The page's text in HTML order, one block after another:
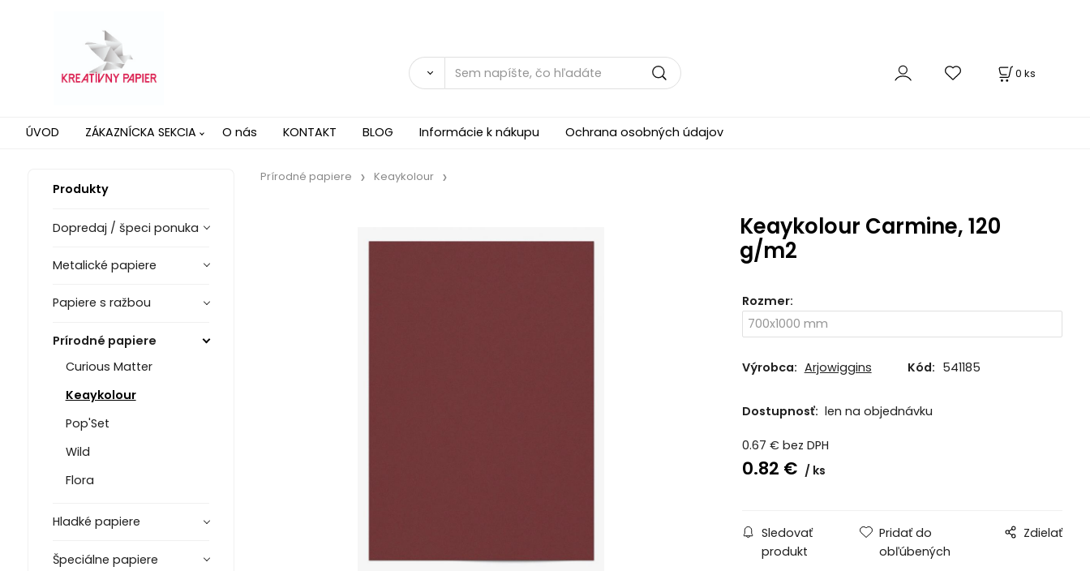
0 ks
ÚVOD ZÁKAZNÍCKA SEKCIA O nás KONTAKT BLOG Informácie k nákupu Ochrana osobných údajov
Produkty
Dopredaj / špeci ponuka
Metalické papiere
Papiere s ražbou
Prírodné papiere
Curious Matter
Keaykolour
Pop'Set
Wild
Flora
Hladké papiere
Špeciálne papiere
Prírodné papiere Keaykolour
Keaykolour Carmine, 120
g/m2
Rozmer:
Výrobca: Arjowiggins Kód: 541185
Dostupnosť: len na objednávku
0.67 € bez DPH
0.82 € ks
Sledovať
produkt
Pridať do
obľúbených
Zdielať